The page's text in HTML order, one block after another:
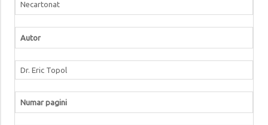
Necartonat
Autor
Dr. Eric Topol
Numar pagini